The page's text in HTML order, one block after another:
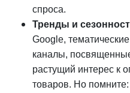
спроса.
Тренды и
Google,
каналы,
растущий интерес к
товаров. Но